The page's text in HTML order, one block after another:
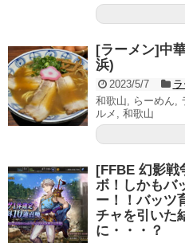
[ラーメン]中
浜)
2023/5/7
和歌山, らーめん,
ルメ, 和歌山
[FFBE 幻影戦
ボ！しかもバ
ー！！バッツ
チャを引いた
に・・・？